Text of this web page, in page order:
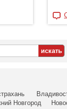
Новгород